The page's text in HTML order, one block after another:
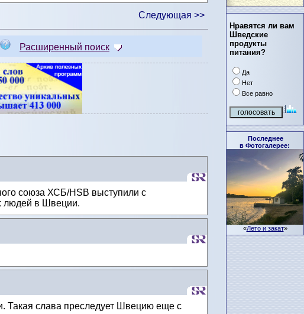
Нравятся ли вам
Шведские
продукты
питания?
Да
Нет
Все равно
Последнее
в Фотогалерее:
«Лето и закат»
Следующая >>
Расширенный поиск
союза ХСБ/HSB выступили с
людей в Швеции.
Такая слава преследует Швецию еще с